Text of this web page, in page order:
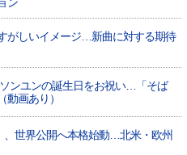
ン
がしいイメージ…新曲に対する期待
ソンユンの誕生日をお祝い…「そば
動画あり）
、世界公開へ本格始動…北米・欧州